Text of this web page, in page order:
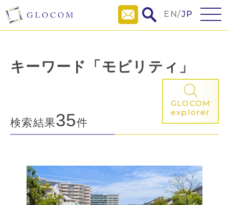
EN/JP
キーワード「モビリティ」
GLOCOM
explorer
検索結果35件